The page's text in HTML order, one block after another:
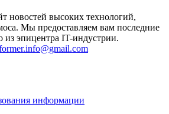
новостей высоких технологий,
Мы предоставляем вам последние
из эпицентра IT-индустрии.
информации